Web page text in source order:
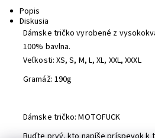
Popis
Diskusia
Dámske tričko vyrobené z
100% bavlna.
Veľkosti: XS, S, M, L, XL, XXL, XXXL
Gramáž: 190g
Dámske tričko: MOTOFUCK